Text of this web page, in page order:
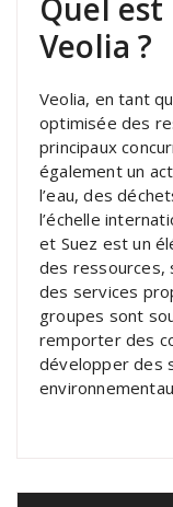
Veolia ?
Veolia, en tant
optimisée des
principaux
également un
l’eau, des
l’échelle
et Suez est un
des ressources,
des services
groupes sont
remporter des
développer des